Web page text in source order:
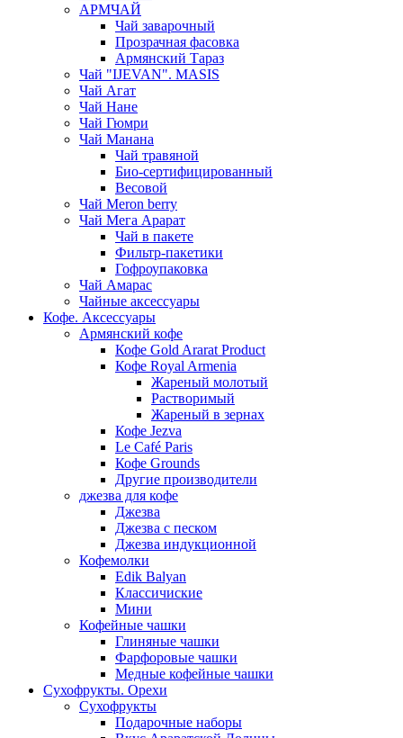
АРМЧАЙ
Чай заварочный
Прозрачная фасовка
Армянский Тараз
Чай "IJEVAN". MASIS
Чай Агат
Чай Нане
Чай Гюмри
Чай Манана
Чай травяной
Био-сертифицированный
Весовой
Чай Meron berry
Чай Мега Арарат
Чай в пакете
Фильтр-пакетики
Гофроупаковка
Чай Амарас
Чайные аксессуары
Кофе. Аксессуары
Армянский кофе
Кофе Gold Ararat Product
Кофе Royal Armenia
Жареный молотый
Растворимый
Жареный в зернах
Кофе Jezva
Le Café Paris
Кофе Grounds
Другие производители
джезва для кофе
Джезва
Джезва с песком
Джезва индукционной
Кофемолки
Edik Balyan
Классичиские
Мини
Кофейные чашки
Глиняные чашки
Фарфоровые чашки
Медные кофейные чашки
Сухофрукты. Орехи
Сухофрукты
Подарочные наборы